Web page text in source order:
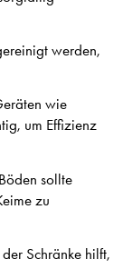
werden,
wie
um Effizienz
sollte
zu
Schränke hilft,